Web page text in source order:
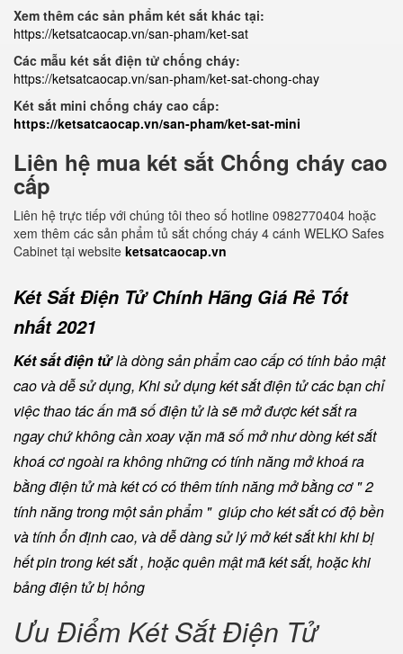
Xem thêm các sản phẩm két sắt khác tại:
https://ketsatcaocap.vn/san-pham/ket-sat
Các mẫu két sắt điện tử chống cháy:
https://ketsatcaocap.vn/san-pham/ket-sat-chong-chay
Két sắt mini chống cháy cao cấp:
https://ketsatcaocap.vn/san-pham/ket-sat-mini
Liên hệ mua két sắt Chống cháy cao
cấp
Liên hệ trực tiếp với chúng tôi theo số hotline 0982770404 hoặc
xem thêm các sản phẩm tủ sắt chống cháy 4 cánh WELKO Safes
Cabinet tại website ketsatcaocap.vn
Két Sắt Điện Tử Chính Hãng Giá Rẻ Tốt
nhất 2021
Két sắt điện tửlà dòng sản phẩm cao cấp có tính bảo mật
cao và dễ sử dụng, Khi sử dụng két sắt điện tử các bạn chỉ
việc thao tác ấn mã số điện tử là sẽ mở được két sắt ra
ngay chứ không cần xoay vặn mã số mở như dòng két sắt
khoá cơ ngoài ra không những có tính năng mở khoá ra
bằng điện tử mà két có có thêm tính năng mở bằng cơ " 2
tính năng trong một sản phẩm " giúp cho két sắt có độ bền
và tính ổn định cao, và dễ dàng sử lý mở két sắt khi khi bị
hết pin trong két sắt , hoặc quên mật mã két sắt, hoặc khi
bảng điện tử bị hỏng
Ưu Điểm Két Sắt Điện Tử